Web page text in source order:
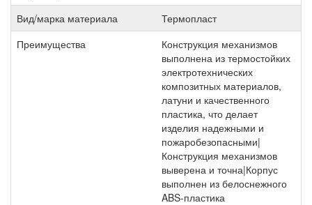
Вид/марка материала
Термопласт
Преимущества
Конструкция механизмов
выполнена из термостойких
электротехнических
композитных материалов,
латуни и качественного
пластика, что делает
изделия надежными и
пожаробезопасными|
Конструкция механизмов
выверена и точна|Корпус
выполнен из белоснежного
ABS-пластика